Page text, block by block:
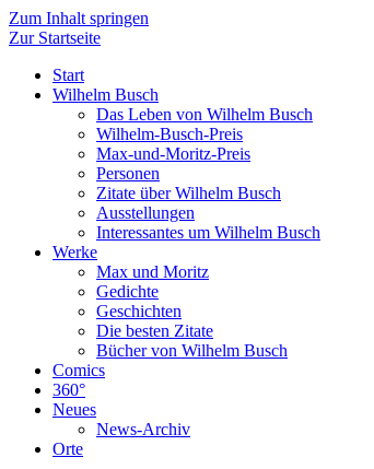
Zum Inhalt springen
Zur Startseite
Start
Wilhelm Busch
Das Leben von Wilhelm Busch
Wilhelm-Busch-Preis
Max-und-Moritz-Preis
Personen
Zitate über Wilhelm Busch
Ausstellungen
Interessantes um Wilhelm Busch
Werke
Max und Moritz
Gedichte
Geschichten
Die besten Zitate
Bücher von Wilhelm Busch
Comics
360°
Neues
News-Archiv
Orte